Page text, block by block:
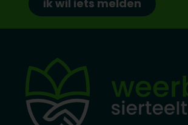
ik wil iets melden